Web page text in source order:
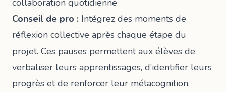
collaboration quotidienne
Conseil de pro : Intégrez des moments de
réflexion collective après chaque étape du
projet. Ces pauses permettent aux élèves de
verbaliser leurs apprentissages, d’identifier leurs
progrès et de renforcer leur métacognition.